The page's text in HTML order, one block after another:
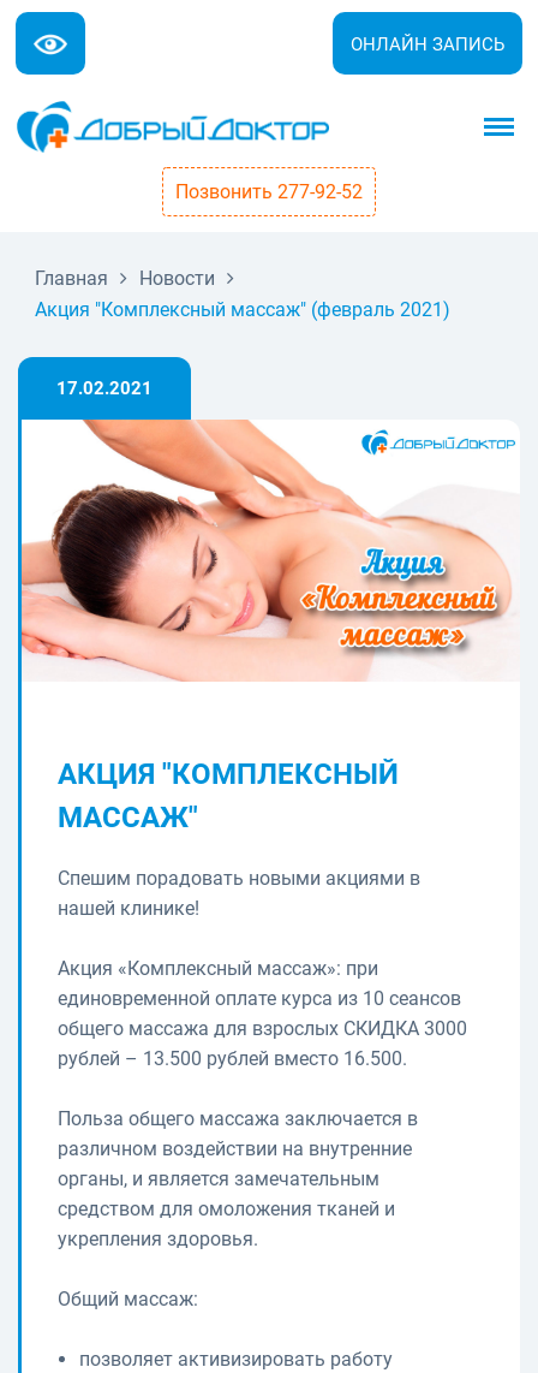
ОНЛАЙН ЗАПИСЬ
Позвонить 277-92-52
Главная
Новости
Акция "Комплексный массаж" (февраль 2021)
17.02.2021
АКЦИЯ "КОМПЛЕКСНЫЙ
МАССАЖ"
Спешим порадовать новыми акциями в
нашей клинике!
Акция «Комплексный массаж»: при
единовременной оплате курса из 10 сеансов
общего массажа для взрослых СКИДКА 3000
рублей – 13.500 рублей вместо 16.500.
Польза общего массажа заключается в
различном воздействии на внутренние
органы, и является замечательным
средством для омоложения тканей и
укрепления здоровья.
Общий массаж:
позволяет активизировать работу